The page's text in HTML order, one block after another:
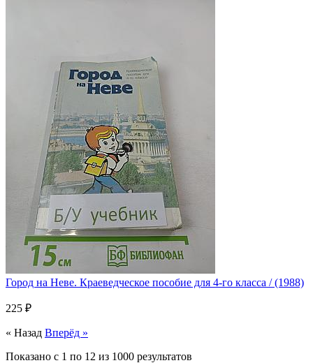
Город на Неве. Краеведческое пособие для 4-го класса / (1988)
225 ₽
« Назад Вперёд »
Показано с 1 по 12 из 1000 результатов